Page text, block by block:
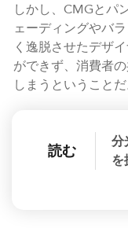
しかし、CMGとパ
ェーディングやバ
く逸脱させたデザ
ができず、消費者
しまうということだ
読む
分
を